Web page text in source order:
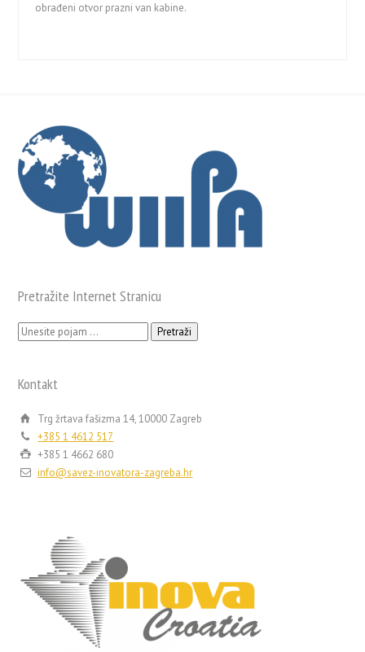
obrađeni otvor prazni van kabine.
Pretražite Internet Stranicu
Pretraži:
Kontakt
Trg žrtava fašizma 14, 10000 Zagreb
+385 1 4612 517
+385 1 4662 680
info@savez-inovatora-zagreba.hr